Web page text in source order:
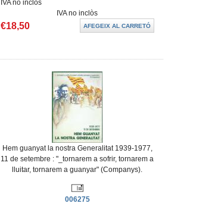
IVA no inclòs
IVA no inclòs
€18,50
Hem guanyat la nostra Generalitat 1939-1977,
11 de setembre : "_tornarem a sofrir, tornarem a
lluitar, tornarem a guanyar" (Companys).
006275